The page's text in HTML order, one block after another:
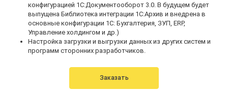
конфигурацией 1С:Документооборот 3.0. В будущем будет
выпущена Библиотека интеграции 1С:Архив и внедрена в
основные конфигурации 1С: Бухгалтерия, ЗУП, ERP,
Управление холдингом и др.)
Настройка загрузки и выгрузки данных из других систем и
программ сторонних разработчиков.
Заказать